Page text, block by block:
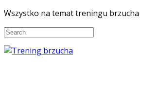
Wszystko na temat treningu brzucha